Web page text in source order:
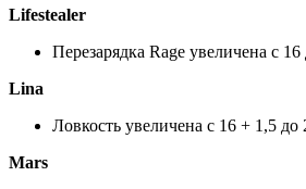
Lifestealer
Перезарядка Rage увеличена с 16
Lina
Ловкость увеличена с 16 + 1,5 до
Mars